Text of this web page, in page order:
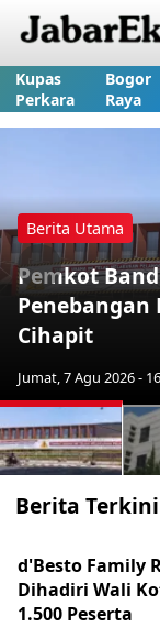
Kupas
Perkara
Bogor
Raya
Berita Utama
Pemkot
Penebangan
Cihapit
Jumat, 7 Agu 2026 -
Previous
Berita Terkini
d'Besto Family
Dihadiri Wali
1.500 Peserta